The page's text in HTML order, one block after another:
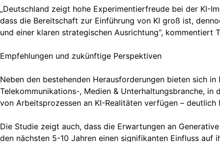
„Deutschland zeigt hohe Experimentierfreude bei der KI-
dass die Bereitschaft zur Einführung von KI groß ist,
und einer klaren strategischen Ausrichtung“, kommentiert
Empfehlungen und zukünftige Perspektiven
Neben den bestehenden Herausforderungen bieten sich
Telekommunikations-, Medien & Unterhaltungsbranche,
von Arbeitsprozessen an KI-Realitäten verfügen –
Die Studie zeigt auch, dass die Erwartungen an
den nächsten 5-10 Jahren einen signifikanten Einfluss